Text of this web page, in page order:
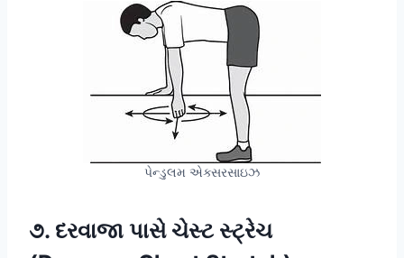
પેન્ડુલમ એક્સરસાઇઝ
૭. દરવાજા પાસે ચેસ્ટ સ્ટ્રેચ